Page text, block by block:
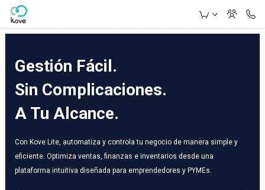
Skip to Main Content
Gestión Fácil.
Sin Complicaciones.
A Tu Alcance.
Con Kove Lite, automatiza y controla tu negocio de manera simple y
eficiente. Optimiza ventas, finanzas e inventarios desde una
plataforma intuitiva diseñada para emprendedores y PYMEs.